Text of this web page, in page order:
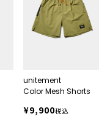
unitement
Color Mesh Shorts
¥9,900税込